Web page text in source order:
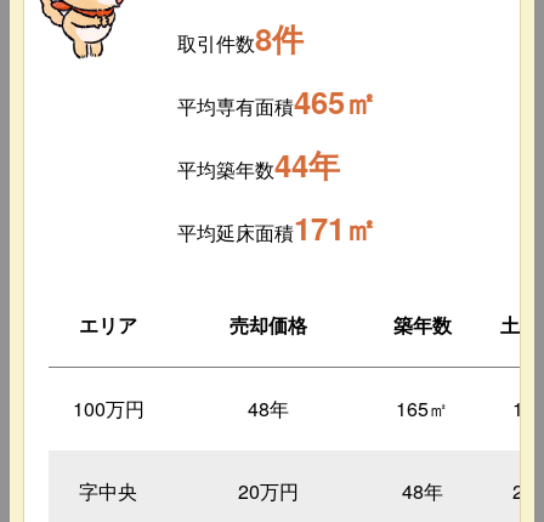
取引件数8件
平均専有面積465㎡
平均築年数44年
平均延床面積171㎡
エリア 売却価格 築年数 土
100万円 48年 165㎡
字中央 20万円 48年